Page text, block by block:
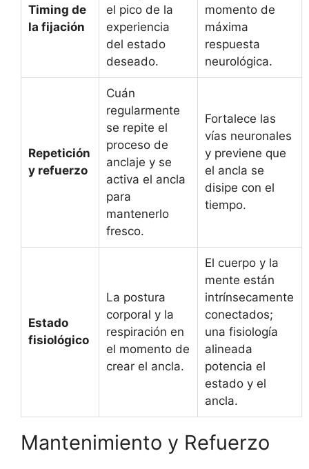
Timing de
la fijación
el pico de la
experiencia
del estado
deseado.
momento de
máxima
respuesta
neurológica.
Repetición
y refuerzo
Cuán
regularmente
se repite el
proceso de
anclaje y se
activa el ancla
para
mantenerlo
fresco.
Fortalece las
vías neuronales
y previene que
el ancla se
disipe con el
tiempo.
Estado
fisiológico
La postura
corporal y la
respiración en
el momento de
crear el ancla.
El cuerpo y la
mente están
intrínsecamente
conectados;
una fisiología
alineada
potencia el
estado y el
ancla.
Mantenimiento y Refuerzo